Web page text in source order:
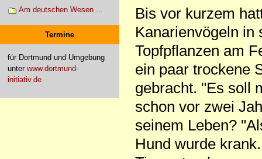
Am deutschen Wesen ...
Termine
für Dortmund und Umgebung
unter www.dortmund-
initiativ.de
Bis vor kurzem
Kanarienvögeln in
Topfpflanzen am
ein paar trockene
gebracht. "Es soll
schon vor zwei
seinem Leben?
Hund wurde